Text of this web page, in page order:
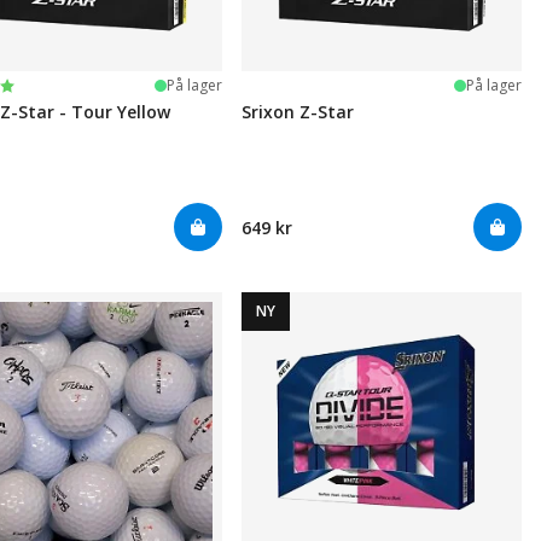
mulige På lager
Star - Tour Yellow
På lager
Srixon Z-Star
649 kr
NY